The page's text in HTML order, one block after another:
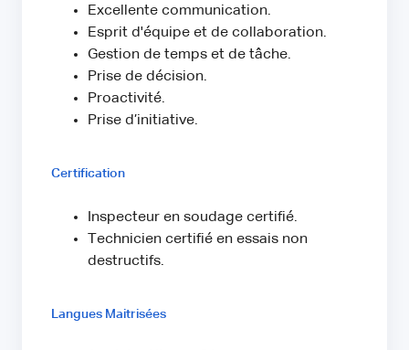
Excellente communication.
Esprit d'équipe et de collaboration.
Gestion de temps et de tâche.
Prise de décision.
Proactivité.
Prise d’initiative.
Certification
Inspecteur en soudage certifié.
Technicien certifié en essais non
destructifs.
Langues Maitrisées